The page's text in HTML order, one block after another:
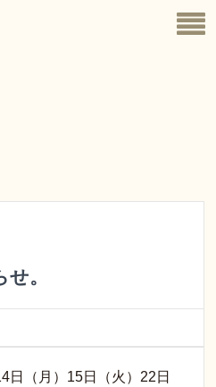
。
日（月）15日（火）22日